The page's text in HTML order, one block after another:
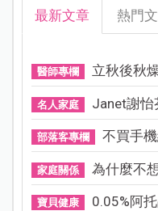
最新文章 熱門
醫師專欄 立秋後秋
名人家庭 Janet謝怡
部落客專欄 不買手
家庭關係 為什麼不
寶貝健康 0.05%阿